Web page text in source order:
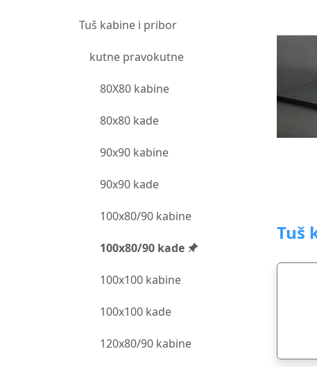
Tuš kabine i pribor
kutne pravokutne
80X80 kabine
80x80 kade
90x90 kabine
90x90 kade
100x80/90 kabine
100x80/90 kade
100x100 kabine
100x100 kade
120x80/90 kabine
Tuš